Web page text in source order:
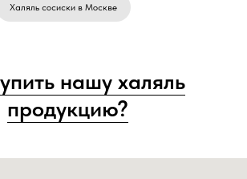
Халяль сосиски в Москве
нашу халяль
продукцию?